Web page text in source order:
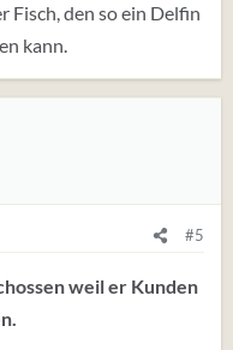
Fisch, den so ein Delfin
kann.
#5
weil er Kunden